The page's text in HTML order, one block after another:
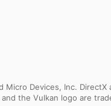
Devices, Inc.
the Vulkan logo are